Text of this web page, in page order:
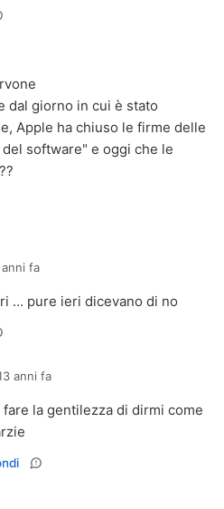
dal giorno in cui è stato
Apple ha chiuso le firme delle
software" e oggi che le
anni fa
... pure ieri dicevano di no
anni fa
fare la gentilezza di dirmi come